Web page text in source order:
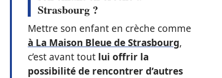
Strasbourg ?
Mettre son enfant en crèche comme
à La Maison Bleue de Strasbourg,
c’est avant tout lui offrir la
possibilité de rencontrer d’autres